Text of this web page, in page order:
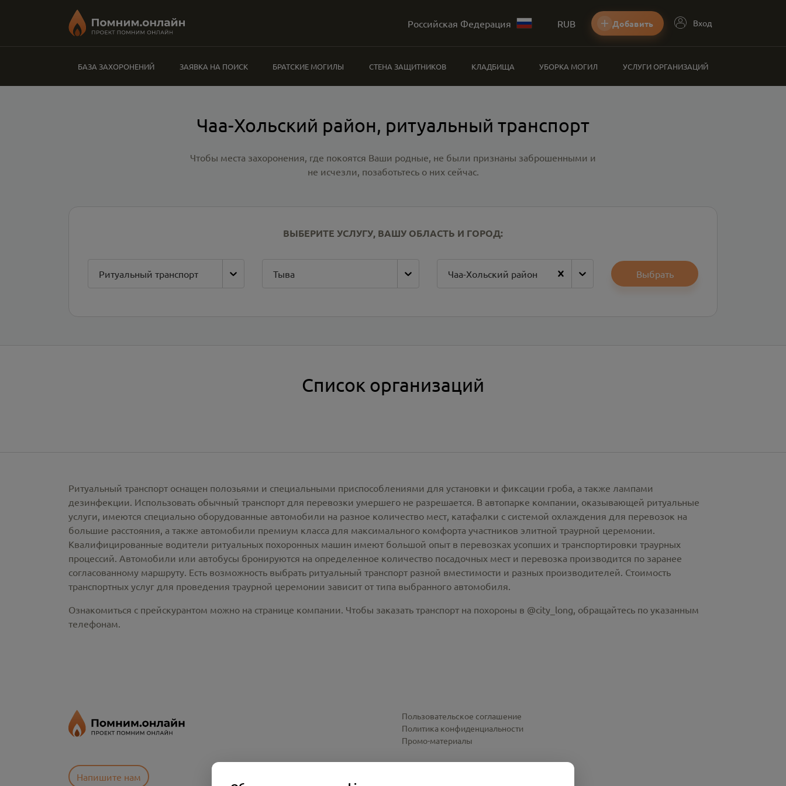
Российская Федерация RUB Добавить Вход
БАЗА ЗАХОРОНЕНИЙ ЗАЯВКА НА ПОИСК БРАТСКИЕ МОГИЛЫ СТЕНА ЗАЩИТНИКОВ КЛАДБИЩА УБОРКА МОГИЛ УСЛУГИ ОРГАНИЗАЦИЙ
Чаа-Хольский район, ритуальный транспорт
Чтобы места захоронения, где покоятся Ваши родные, не были признаны заброшенными и
не исчезли, позаботьтесь о них сейчас.
ВЫБЕРИТЕ УСЛУГУ, ВАШУ ОБЛАСТЬ И ГОРОД:
Ритуальный транспорт Тыва Чаа-Хольский район Выбрать
Список организаций
Ритуальный транспорт оснащен полозьями и специальными приспособлениями для установки и фиксации гроба, а также лампами
дезинфекции. Использовать обычный транспорт для перевозки умершего не разрешается. В автопарке компании, оказывающей ритуальные
услуги, имеются специально оборудованные автомобили на разное количество мест, катафалки с системой охлаждения для перевозок на
большие расстояния, а также автомобили премиум класса для максимального комфорта участников элитной траурной церемонии.
Квалифицированные водители ритуальных похоронных машин имеют большой опыт в перевозках усопших и транспортировки траурных
процессий. Автомобили или автобусы бронируются на определенное количество посадочных мест и перевозка производится по заранее
согласованному маршруту. Есть возможность выбрать ритуальный транспорт разной вместимости и разных производителей. Стоимость
транспортных услуг для проведения траурной церемонии зависит от типа выбранного автомобиля.
Ознакомиться с прейскурантом можно на странице компании. Чтобы заказать транспорт на похороны в @city_long, обращайтесь по указанным
телефонам.
Напишите нам
Пользовательское соглашение
Политика конфиденциальности
Промо-материалы